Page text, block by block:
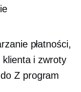
płatności,
klienta i zwroty
Z program